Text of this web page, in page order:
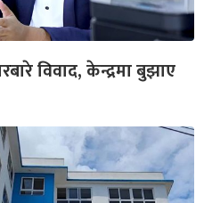
विवाद, केन्द्रमा बुझाए